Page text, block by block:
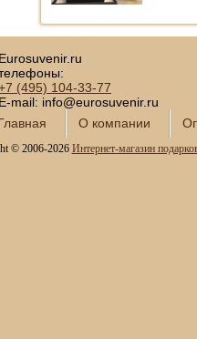
Eurosuvenir.ru
(495) 104-33-77
E-mail: info@eurosuvenir.ru
О компании
© 2006-2026 Интернет-магазин